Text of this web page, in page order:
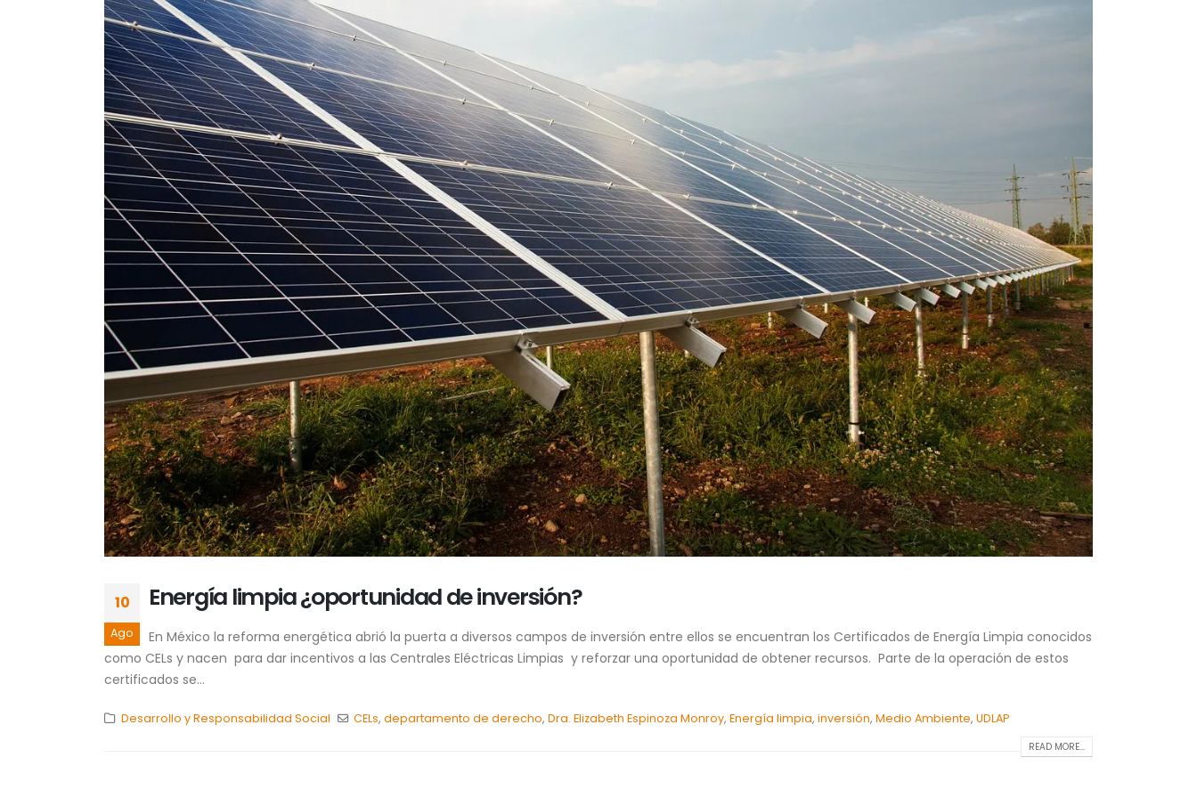
10
Ago
Energía limpia ¿oportunidad de inversión?
En México la reforma energética abrió la puerta a diversos campos de inversión entre ellos se encuentran los Certificados de Energía Limpia conocidos
como CELs y nacen para dar incentivos a las Centrales Eléctricas Limpias y reforzar una oportunidad de obtener recursos. Parte de la operación de estos
certificados se...
Desarrollo y Responsabilidad Social CELs,departamento de derecho,Dra. Elizabeth Espinoza Monroy,Energía limpia,inversión,Medio Ambiente,UDLAP
READ MORE...